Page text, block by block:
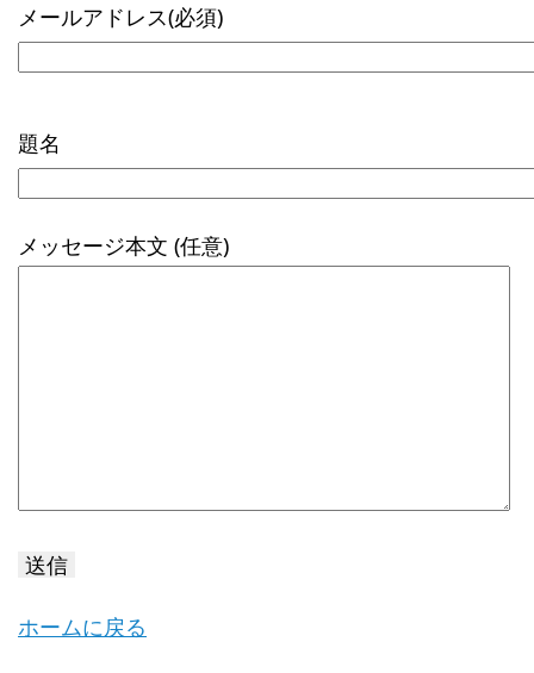
メールアドレス(必須)
の
フ
ィ
ま
し
題名
メッセージ本文 (任意)
ホームに戻る